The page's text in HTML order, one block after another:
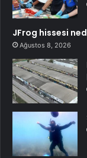
JFrog hissesi
Ağustos 8, 2026